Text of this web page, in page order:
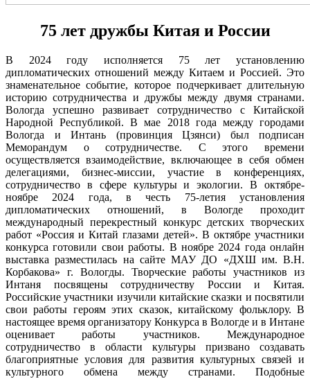
75 лет дружбы Китая и России
В 2024 году исполняется 75 лет установлению
дипломатических отношений между Китаем и Россией. Это
знаменательное событие, которое подчеркивает длительную
историю сотрудничества и дружбы между двумя странами.
Вологда успешно развивает сотрудничество с Китайской
Народной Республикой. В мае 2018 года между городами
Вологда и Интань (провинция Цзянси) был подписан
Меморандум о сотрудничестве. С этого времени
осуществляется взаимодействие, включающее в себя обмен
делегациями, бизнес-миссии, участие в конференциях,
сотрудничество в сфере культуры и экологии. В октябре-
ноябре 2024 года, в честь 75-летия установления
дипломатических отношений, в Вологде проходит
международный перекрестный конкурс детских творческих
работ «Россия и Китай глазами детей». В октябре участники
конкурса готовили свои работы. В ноябре 2024 года онлайн
выставка разместилась на сайте МАУ ДО «ДХШ им. В.Н.
Корбакова» г. Вологды. Творческие работы участников из
Интаня посвящены сотрудничеству России и Китая.
Российские участники изучили китайские сказки и посвятили
свои работы героям этих сказок, китайскому фольклору. В
настоящее время организатору Конкурса в Вологде и в Интане
оценивает работы участников. Международное
сотрудничество в области культуры призвано создавать
благоприятные условия для развития культурных связей и
культурного обмена между странами. Подобные